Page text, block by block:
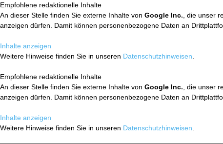
Empfohlene redaktionelle Inhalte
An dieser Stelle finden Sie externe Inhalte von Google Inc. , die unser
anzeigen dürfen. Damit können personenbezogene Daten an
Inhalte anzeigen
Weitere Hinweise finden Sie in unseren Datenschutzhinweisen
Empfohlene redaktionelle Inhalte
An dieser Stelle finden Sie externe Inhalte von Google Inc. , die unser
anzeigen dürfen. Damit können personenbezogene Daten an
Inhalte anzeigen
Weitere Hinweise finden Sie in unseren Datenschutzhinweisen